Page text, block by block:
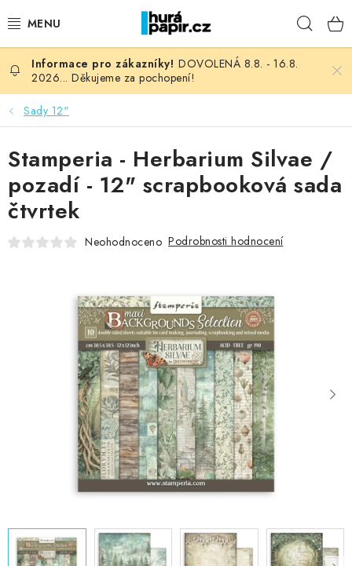
na
NOVINKY
HURÁ DÍLNA
VŠECHNO ZBOŽÍ
KNIHAŘSKÝ MATERIÁL
FOTORECENZE
MOJE OBJEDNÁVKA
Kontakty Moje objednávka
Oblíbené ♥️
Hodnocení obchodu
Obchodní podmínky
Podmínky ochrany osobních údajů
Ověřování recenzí
DOVOLENÁ 8.8. - 16.8.
2026... Děkujeme za pochopení!
Sady 12"
Stamperia - Herbarium Silvae /
pozadí - 12" scrapbooková sada
čtvrtek
Neohodnoceno Podrobnosti hodnocení